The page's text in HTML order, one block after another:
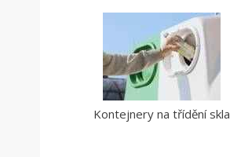
Kontejnery na třídění skla